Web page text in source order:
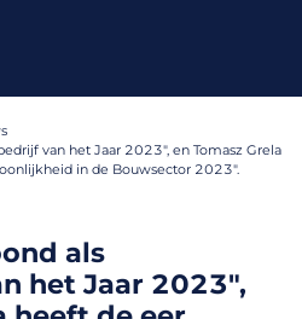
van het Jaar 2023", en Tomasz Grela
in de Bouwsector 2023".
als
het Jaar 2023",